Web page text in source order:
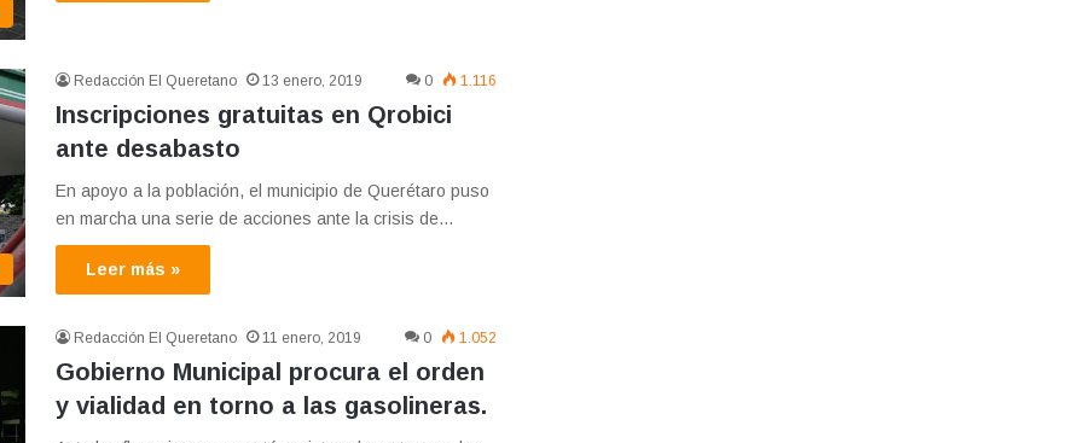
Redacción El Queretano 13 enero, 2019 0 1.116
Inscripciones gratuitas en Qrobici
ante desabasto
En apoyo a la población, el municipio de Querétaro puso
en marcha una serie de acciones ante la crisis de…
Leer más »
Redacción El Queretano 11 enero, 2019 0 1.052
Gobierno Municipal procura el orden
y vialidad en torno a las gasolineras.